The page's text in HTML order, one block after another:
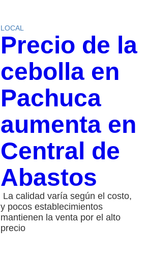
LOCAL
Precio de la
cebolla en
Pachuca
aumenta en
Central de
Abastos
La calidad varía según el costo,
y pocos establecimientos
mantienen la venta por el alto
precio